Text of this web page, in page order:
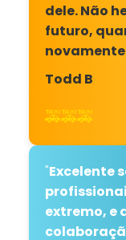
dele. Não
futuro,
Todd B
🚕🚕🚕
"Excelente
extremo, e